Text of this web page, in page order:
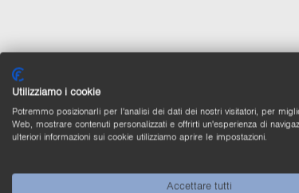
Utilizziamo i cookie
Potremmo posizionarli per l'analisi dei dati dei nostri visitatori, per
Web, mostrare contenuti personalizzati e offrirti un'esperienza di
ulteriori informazioni sui cookie utilizziamo aprire le impostazioni.
Accettare tutti